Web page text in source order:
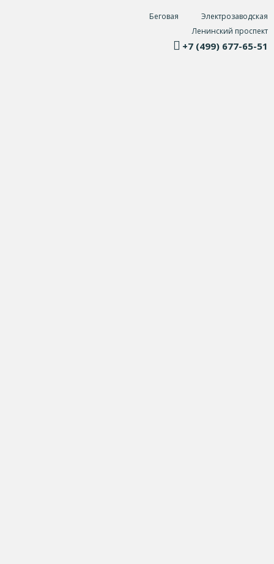
Беговая
Электрозаводская
Ленинский проспект
+7 (499) 677-65-51